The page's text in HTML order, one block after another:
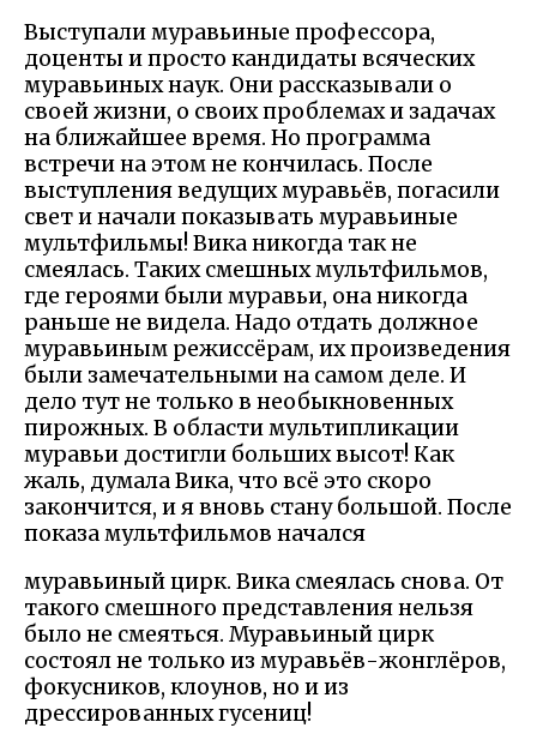
Выступали муравьиные профессора,
доценты и просто кандидаты всяческих
муравьиных наук. Они рассказывали о
своей жизни, о своих проблемах и задачах
на ближайшее время. Но программа
встречи на этом не кончилась. После
выступления ведущих муравьёв, погасили
свет и начали показывать муравьиные
мультфильмы! Вика никогда так не
смеялась. Таких смешных мультфильмов,
где героями были муравьи, она никогда
раньше не видела. Надо отдать должное
муравьиным режиссёрам, их произведения
были замечательными на самом деле. И
дело тут не только в необыкновенных
пирожных. В области мультипликации
муравьи достигли больших высот! Как
жаль, думала Вика, что всё это скоро
закончится, и я вновь стану большой. После
показа мультфильмов начался
муравьиный цирк. Вика смеялась снова. От
такого смешного представления нельзя
было не смеяться. Муравьиный цирк
состоял не только из муравьёв-жонглёров,
фокусников, клоунов, но и из
дрессированных гусениц!